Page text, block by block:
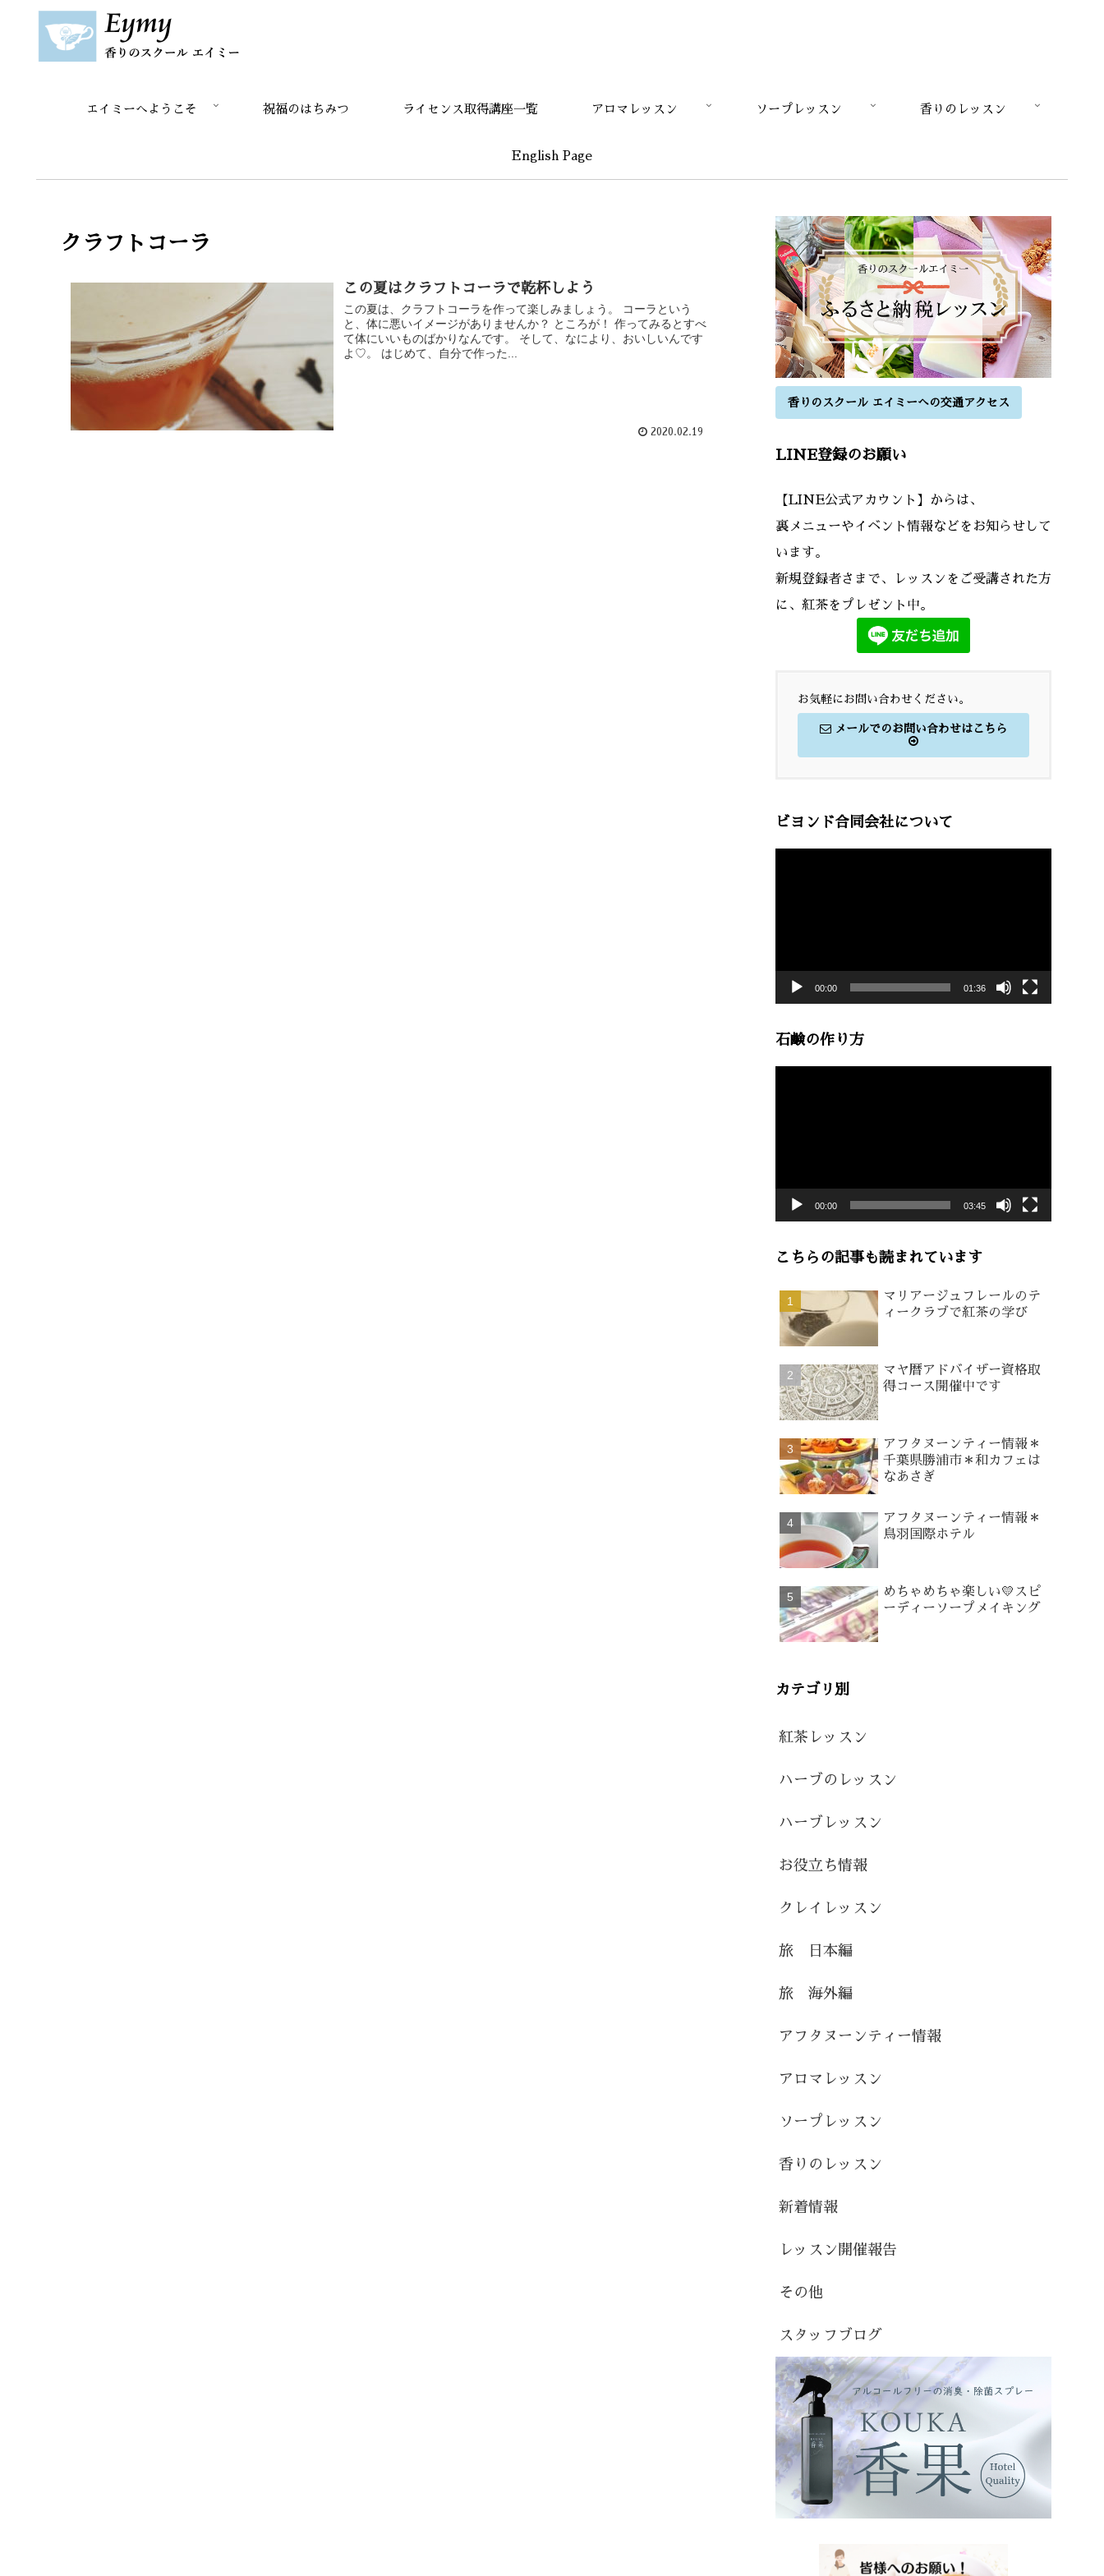
エイミーへようこそ 祝福のはちみつ ライセンス取得講座一覧 アロマレッスン ソープレッスン 香りのレッスン
English Page
クラフトコーラ
この夏はクラフトコーラで乾杯しよう
この夏は、クラフトコーラを作って楽しみましょう。 コーラという
と、体に悪いイメージがありませんか？ ところが！ 作ってみるとすべ
て体にいいものばかりなんです。 そして、なにより、おいしいんです
よ♡。 はじめて、自分で作った...
2020.02.19
香りのスクール エイミーへの交通アクセス
LINE登録のお願い
【LINE公式アカウント】からは、
裏メニューやイベント情報などをお知らせして
います。
新規登録者さまで、レッスンをご受講された方
に、紅茶をプレゼント中。
お気軽にお問い合わせください。
メールでのお問い合わせはこちら
ビヨンド合同会社について
00:00 01:36
石鹸の作り方
00:00 03:45
こちらの記事も読まれています
マリアージュフレールのテ
ィークラブで紅茶の学び
マヤ暦アドバイザー資格取
得コース開催中です
アフタヌーンティー情報＊
千葉県勝浦市＊和カフェは
なあさぎ
アフタヌーンティー情報＊
鳥羽国際ホテル
めちゃめちゃ楽しい💛スピ
ーディーソープメイキング
カテゴリ別
紅茶レッスン
ハーブのレッスン
ハーブレッスン
お役立ち情報
クレイレッスン
旅 日本編
旅 海外編
アフタヌーンティー情報
アロマレッスン
ソープレッスン
香りのレッスン
新着情報
レッスン開催報告
その他
スタッフブログ